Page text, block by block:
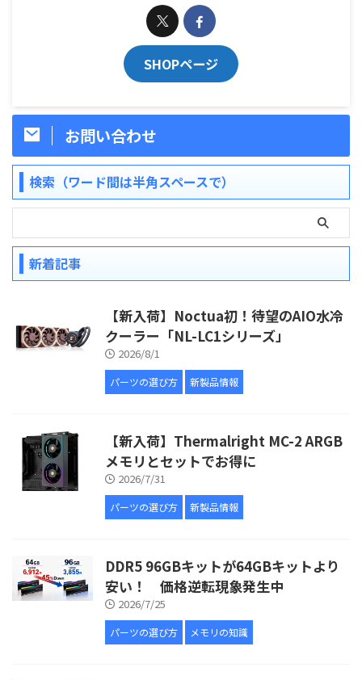
SHOPページ
お問い合わせ
検索（ワード間は半角スペースで）
新着記事
【新入荷】Noctua初！待望のAIO水冷
クーラー「NL-LC1シリーズ」
2026/8/1
パーツの選び方 新製品情報
【新入荷】Thermalright MC-2 ARGB
メモリとセットでお得に
2026/7/31
パーツの選び方 新製品情報
DDR5 96GBキットが64GBキットより
安い！ 価格逆転現象発生中
2026/7/25
パーツの選び方 メモリの知識